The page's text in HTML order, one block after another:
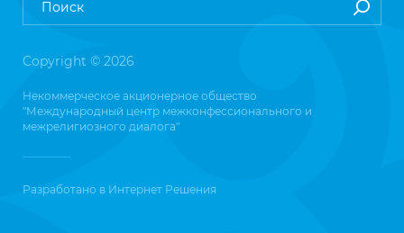
Copyright © 2026
Некоммерческое акционерное общество
"Международный центр межконфессионального и
межрелигиозного диалога"
Разработано в Интернет Решения